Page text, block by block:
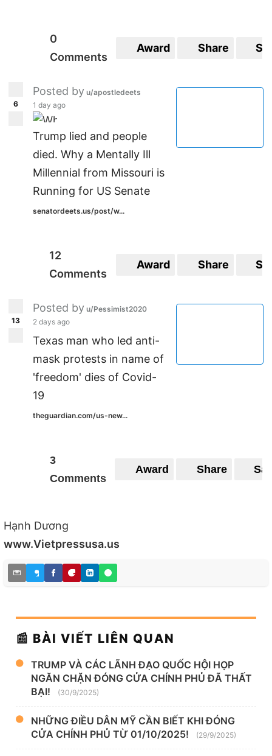
0
Comments
Award Share
6
Posted by u/apostledeets
1 day ago
‪Trump lied and people
died.‬ ‪Why a Mentally Ill
Millennial from Missouri is
Running for US Senate‬
senatordeets.us/post/w...
12
Comments
Award Share
13
Posted by u/Pessimist2020
2 days ago
Texas man who led anti-
mask protests in name of
'freedom' dies of Covid-
19
theguardian.com/us-new...
3
Comments
Award Share
Hạnh Dương
www.Vietpressusa.us
📰 BÀI VIẾT LIÊN QUAN
TRUMP VÀ CÁC LÃNH ĐẠO QUỐC HỘI HỌP
NGĂN CHẶN ĐÓNG CỬA CHÍNH PHỦ ĐÃ THẤT
BẠI!
(30/9/2025)
NHỮNG ĐIỀU DÂN MỸ CẦN BIẾT KHI ĐÓNG
CỬA CHÍNH PHỦ TỪ 01/10/2025!
(29/9/2025)